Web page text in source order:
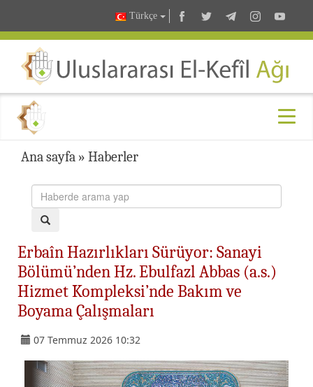
Türkçe
Ana sayfa » Haberler
Erbaîn Hazırlıkları Sürüyor: Sanayi
Bölümü’nden Hz. Ebulfazl Abbas (a.s.)
Hizmet Kompleksi’nde Bakım ve
Boyama Çalışmaları
07 Temmuz 2026 10:32